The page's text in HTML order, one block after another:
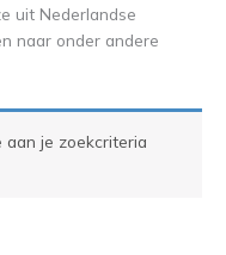
uit Nederlandse
naar onder andere
aan je zoekcriteria